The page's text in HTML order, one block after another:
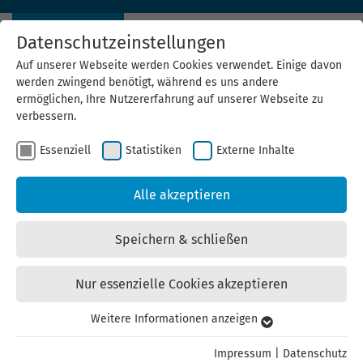
Einführung in die
Treibhausgasbilanzierung
Das Thema CO2-Bilanzierung gewinnt für Hersteller und
Unternehmen sehen sich immer öfter vor der
Datenschutzeinstellungen
Auf unserer Webseite werden Cookies verwendet. Einige davon
werden zwingend benötigt, während es uns andere
ermöglichen, Ihre Nutzererfahrung auf unserer Webseite zu
verbessern.
Essenziell Statistiken Externe Inhalte
Alle akzeptieren
Speichern & schließen
Nur essenzielle Cookies akzeptieren
Essenzielle Cookies werden für grundlegende Funktionen der
Weitere Informationen anzeigen
Impressum Datenschutz